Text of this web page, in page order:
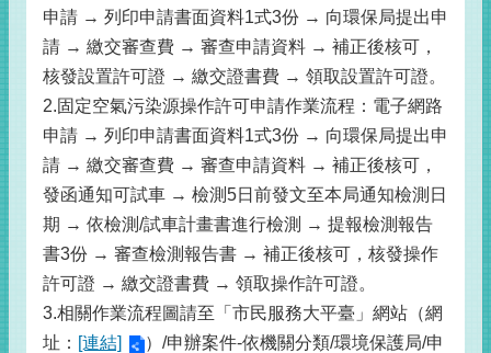
申請 → 列印申請書面資料1式3份 → 向環保局提出申
請 → 繳交審查費 → 審查申請資料 → 補正後核可，
核發設置許可證 → 繳交證書費 → 領取設置許可證。
2.固定空氣污染源操作許可申請作業流程：電子網路
申請 → 列印申請書面資料1式3份 → 向環保局提出申
請 → 繳交審查費 → 審查申請資料 → 補正後核可，
發函通知可試車 → 檢測5日前發文至本局通知檢測日
期 → 依檢測/試車計畫書進行檢測 → 提報檢測報告
書3份 → 審查檢測報告書 → 補正後核可，核發操作
許可證 → 繳交證書費 → 領取操作許可證。
3.相關作業流程圖請至「市民服務大平臺」網站（網
址： [連結]
）/申辦案件-依機關分類/環境保護局/申